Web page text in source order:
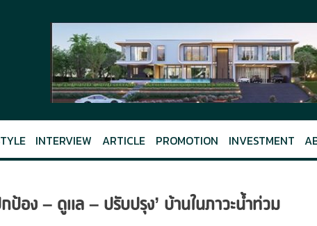
INTERVIEW ARTICLE PROMOTION INVESTMENT
ป้อง – ดูแล – ปรับปรุง’ บ้านในภาวะน้ำท่วม